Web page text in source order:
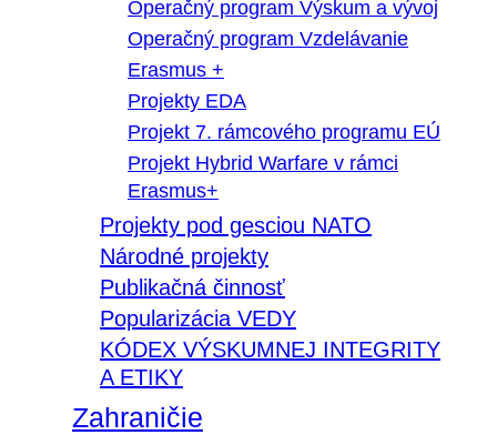
Operačný program Výskum a vývoj
Operačný program Vzdelávanie
Erasmus +
Projekty EDA
Projekt 7. rámcového programu EÚ
Projekt Hybrid Warfare v rámci
Erasmus+
Projekty pod gesciou NATO
Národné projekty
Publikačná činnosť
Popularizácia VEDY
KÓDEX VÝSKUMNEJ INTEGRITY
A ETIKY
Zahraničie